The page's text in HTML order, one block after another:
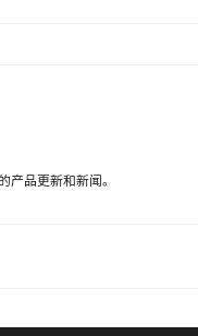
产品更新和新闻。